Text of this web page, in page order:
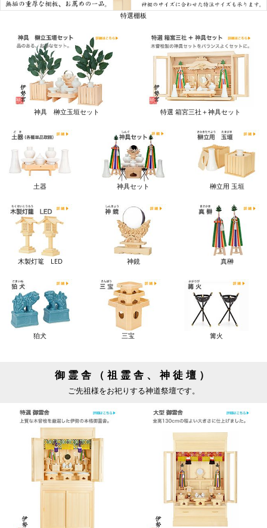
特選棚板
神具 榊立玉垣セット 特選 箱宮三社＋神具セット
土器 神具セット 榊立用 玉垣
木製灯篭 LED 神鏡 真榊
狛犬 三宝 篝火
御霊舎（祖霊舎、神徒壇）
ご先祖様をお祀りする神道祭壇です。